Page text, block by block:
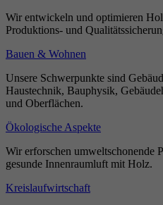
Wir entwickeln und optimieren
Produktions- und
Bauen & Wohnen
Unsere Schwerpunkte sind
Haustechnik, Bauphysik,
und Oberflächen.
Ökologische Aspekte
Wir erforschen umweltschonende
gesunde Innenraumluft mit Holz.
Kreislaufwirtschaft